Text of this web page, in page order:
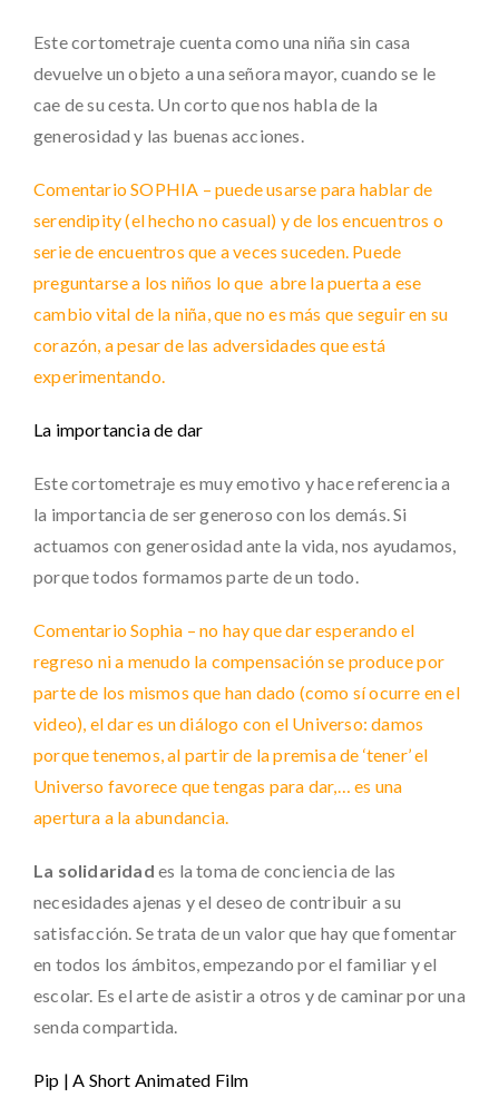
Este cortometraje cuenta como una niña sin casa
devuelve un objeto a una señora mayor, cuando se le
cae de su cesta. Un corto que nos habla de la
generosidad y las buenas acciones.
Comentario SOPHIA – puede usarse para hablar de
serendipity (el hecho no casual) y de los encuentros o
serie de encuentros que a veces suceden. Puede
preguntarse a los niños lo que abre la puerta a ese
cambio vital de la niña, que no es más que seguir en su
corazón, a pesar de las adversidades que está
experimentando.
La importancia de dar
Este cortometraje es muy emotivo y hace referencia a
la importancia de ser generoso con los demás. Si
actuamos con generosidad ante la vida, nos ayudamos,
porque todos formamos parte de un todo.
Comentario Sophia – no hay que dar esperando el
regreso ni a menudo la compensación se produce por
parte de los mismos que han dado (como sí ocurre en el
video), el dar es un diálogo con el Universo: damos
porque tenemos, al partir de la premisa de ‘tener’ el
Universo favorece que tengas para dar,… es una
apertura a la abundancia.
La solidaridad es la toma de conciencia de las
necesidades ajenas y el deseo de contribuir a su
satisfacción. Se trata de un valor que hay que fomentar
en todos los ámbitos, empezando por el familiar y el
escolar. Es el arte de asistir a otros y de caminar por una
senda compartida.
Pip | A Short Animated Film